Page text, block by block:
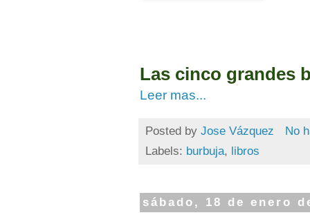
Las cinco grandes
Leer mas...
Posted by Jose Vázquez
No
Labels: burbuja, libros
sábado, 18 de enero